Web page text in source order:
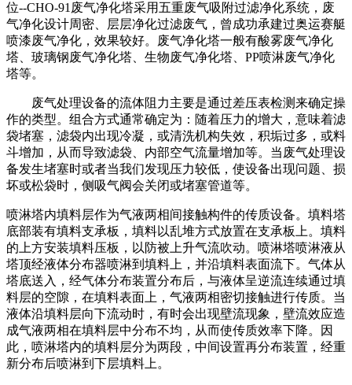
位--CHO-91废气净化塔采用五重废气吸附过滤净化系统，废
气净化设计周密、层层净化过滤废气，曾成功承建过奥运赛艇
喷漆废气净化，效果较好。废气净化塔一般有酸雾废气净化
塔、玻璃钢废气净化塔、生物废气净化塔、PP喷淋废气净化
塔等。
废气处理设备的流体阻力主要是通过差压表检测来确定操
作的类型。组合方式通常确定为：随着压力的增大，意味着滤
袋堵塞，滤袋内出现冷凝，或清洗机构失效，积垢过多，或料
斗增加，从而导致滤袋、内部空气流量增加等。当废气处理设
备发生堵塞时或者当我们发现压力较低，使设备出现问题、损
坏或松袋时，侧吸气阀会关闭或堵塞管道等。
喷淋塔内填料层作为气液两相间接触构件的传质设备。填料塔
底部装有填料支承板，填料以乱堆方式放置在支承板上。填料
的上方安装填料压板，以防被上升气流吹动。喷淋塔喷淋液从
塔顶经液体分布器喷淋到填料上，并沿填料表面流下。气体从
塔底送入，经气体分布装置分布后，与液体呈逆流连续通过填
料层的空隙，在填料表面上，气液两相密切接触进行传质。当
液体沿填料层向下流动时，有时会出现壁流现象，壁流效应造
成气液两相在填料层中分布不均，从而使传质效率下降。因
此，喷淋塔内的填料层分为两段，中间设置再分布装置，经重
新分布后喷淋到下层填料上。